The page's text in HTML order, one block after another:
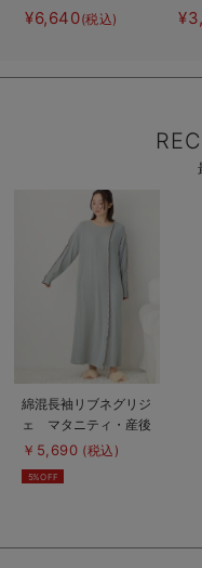
ックワンピ＆産前産
後使えるレギンスパ
¥6,640(税込)
開
ェ
商
品
詳
細
を
見
る
綿混長袖リブネグリジ
ェ マタニティ・産後
授乳パジャマ【出産後
も長く使える】
￥5,690 (税込)
5%OFF